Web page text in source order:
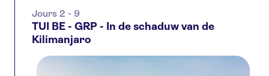
Jours 2 - 9
TUI BE - GRP - In de schaduw van de
Kilimanjaro